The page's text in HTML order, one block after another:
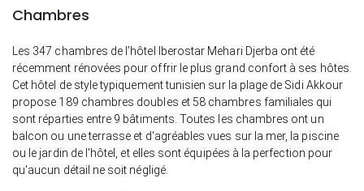
Chambres
Les 347 chambres de l’hôtel Iberostar Mehari Djerba ont été
récemment rénovées pour offrir le plus grand confort à ses hôtes.
Cet hôtel de style typiquement tunisien sur la plage de Sidi Akkour
propose 189 chambres doubles et 58 chambres familiales qui
sont réparties entre 9 bâtiments. Toutes les chambres ont un
balcon ou une terrasse et d'agréables vues sur la mer, la piscine
ou le jardin de l'hôtel, et elles sont équipées à la perfection pour
qu'aucun détail ne soit négligé.